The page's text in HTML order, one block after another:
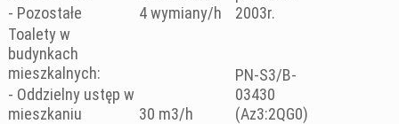
2003r.
- Pozostałe
4 wymiany/h
Toalety w
budynkach
mieszkalnych:
PN-S3/B-
03430
(Az3:2QG0)
- Oddzielny ustęp w
mieszkaniu
30 m3/h